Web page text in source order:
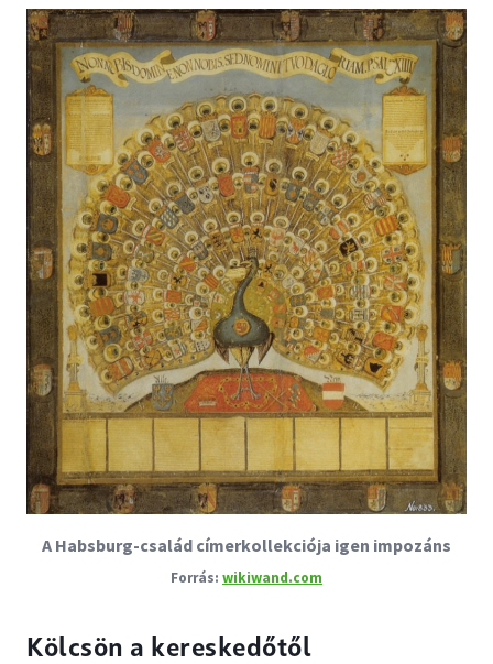
A Habsburg-család címerkollekciója igen impozáns
wikiwand.com
Kölcsön a kereskedőtől